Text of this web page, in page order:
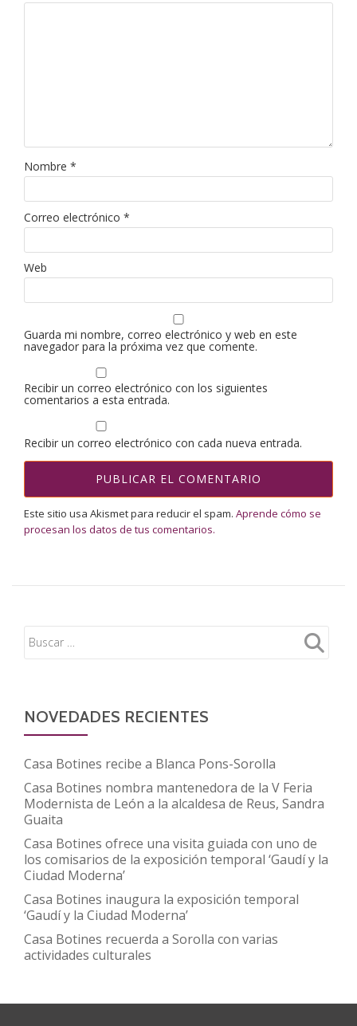
Nombre *
Correo electrónico *
Web
Guarda mi nombre, correo electrónico y web en este
navegador para la próxima vez que comente.
Recibir un correo electrónico con los siguientes
comentarios a esta entrada.
Recibir un correo electrónico con cada nueva entrada.
Este sitio usa Akismet para reducir el spam. Aprende cómo se
procesan los datos de tus comentarios.
NOVEDADES RECIENTES
Casa Botines recibe a Blanca Pons-Sorolla
Casa Botines nombra mantenedora de la V Feria
Modernista de León a la alcaldesa de Reus, Sandra
Guaita
Casa Botines ofrece una visita guiada con uno de
los comisarios de la exposición temporal ‘Gaudí y la
Ciudad Moderna’
Casa Botines inaugura la exposición temporal
‘Gaudí y la Ciudad Moderna’
Casa Botines recuerda a Sorolla con varias
actividades culturales